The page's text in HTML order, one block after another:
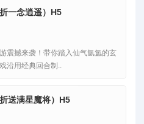
一念逍遥）H5
震撼来袭！带你踏入仙气氤氲的玄
沿用经典回合制..
送满星魔将）H5